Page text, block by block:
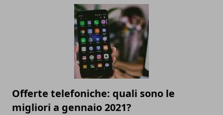
Offerte telefoniche: quali sono le
migliori a gennaio 2021?